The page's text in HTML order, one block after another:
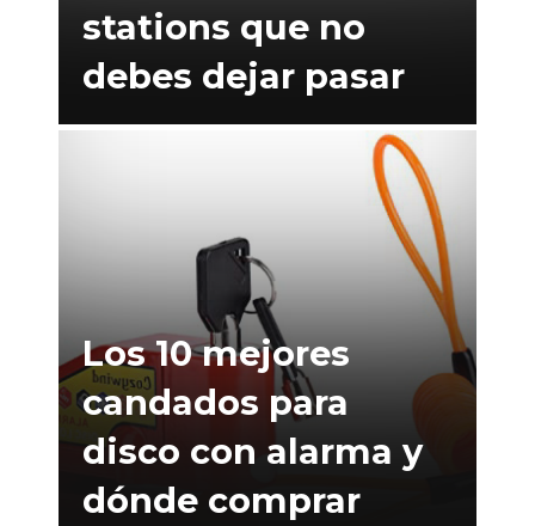
stations que no
debes dejar pasar
Los 10 mejores
candados para
disco con alarma y
dónde comprar